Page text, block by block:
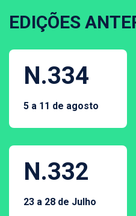
EDIÇÕES
N.334
5 a 11 de agosto
N.332
23 a 28 de Julho